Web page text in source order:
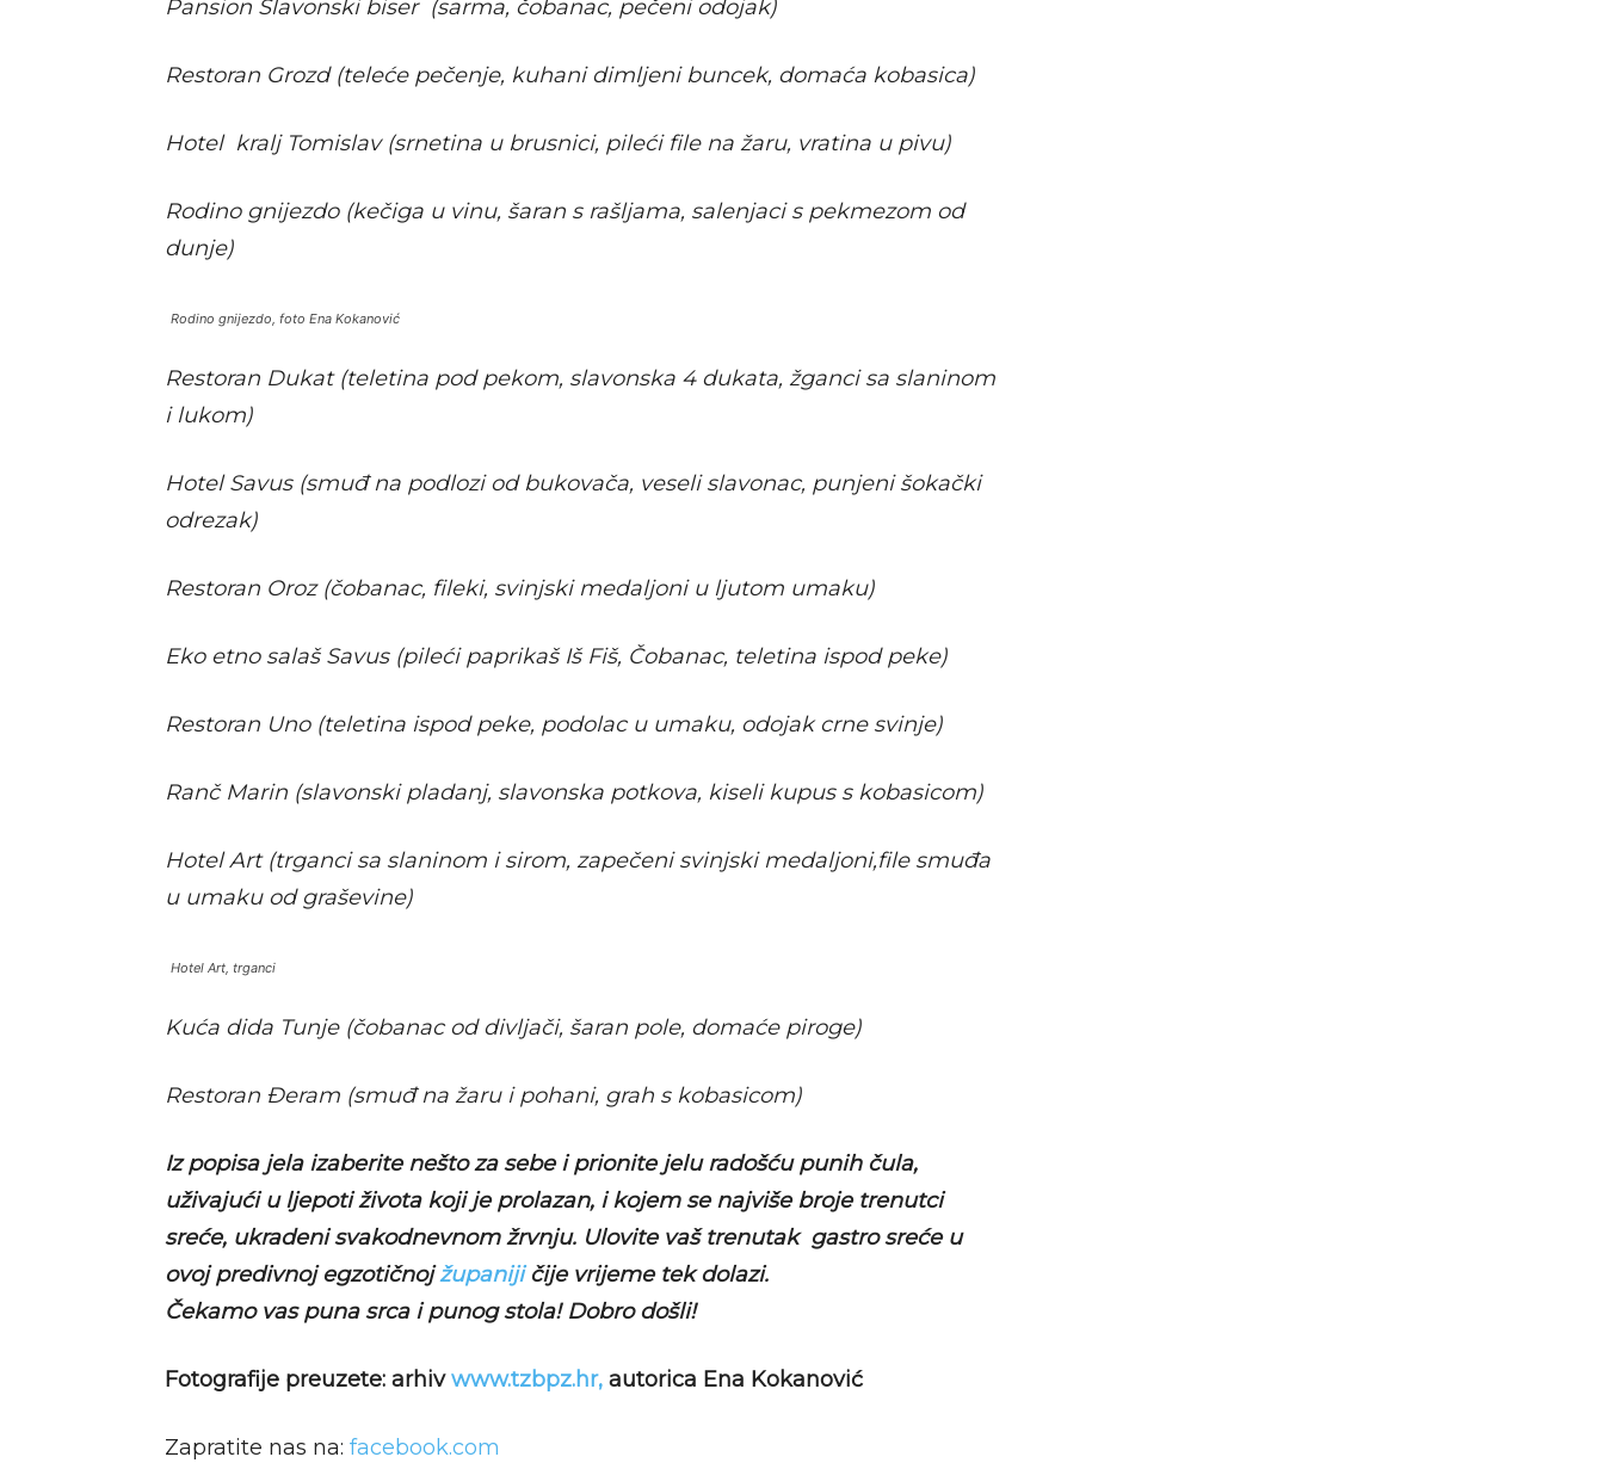
Pansion Slavonski biser (sarma, čobanac, pečeni odojak)
Restoran Grozd (teleće pečenje, kuhani dimljeni buncek, domaća kobasica)
Hotel kralj Tomislav (srnetina u brusnici, pileći file na žaru, vratina u pivu)
Rodino gnijezdo (kečiga u vinu, šaran s rašljama, salenjaci s pekmezom od
dunje)
Rodino gnijezdo, foto Ena Kokanović
Restoran Dukat (teletina pod pekom, slavonska 4 dukata, žganci sa slaninom
i lukom)
Hotel Savus (smuđ na podlozi od bukovača, veseli slavonac, punjeni šokački
odrezak)
Restoran Oroz (čobanac, fileki, svinjski medaljoni u ljutom umaku)
Eko etno salaš Savus (pileći paprikaš Iš Fiš, Čobanac, teletina ispod peke)
Restoran Uno (teletina ispod peke, podolac u umaku, odojak crne svinje)
Ranč Marin (slavonski pladanj, slavonska potkova, kiseli kupus s kobasicom)
Hotel Art (trganci sa slaninom i sirom, zapečeni svinjski medaljoni,file smuđa
u umaku od graševine)
Hotel Art, trganci
Kuća dida Tunje (čobanac od divljači, šaran pole, domaće piroge)
Restoran Đeram (smuđ na žaru i pohani, grah s kobasicom)
Iz popisa jela izaberite nešto za sebe i prionite jelu radošću punih čula,
uživajući u ljepoti života koji je prolazan, i kojem se najviše broje trenutci
sreće, ukradeni svakodnevnom žrvnju. Ulovite vaš trenutak gastro sreće u
ovoj predivnoj egzotičnojžupanijičije vrijeme tek dolazi.
Čekamo vas puna srca i punog stola! Dobro došli!
Fotografije preuzete: arhivwww.tzbpz.hr, autorica Ena Kokanović
Zapratite nas na: facebook.com